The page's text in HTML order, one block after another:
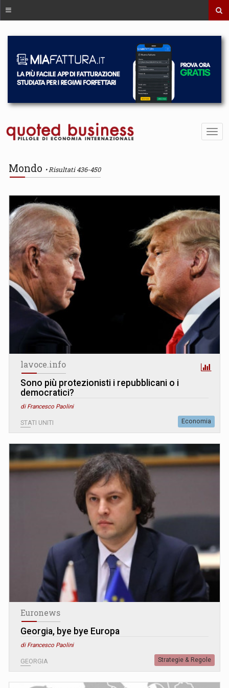
Mondo Risultati 436-450
lavoce.info
Sono più protezionisti i repubblicani o i
democratici?
di Francesco Paolini
STATI UNITI Economia
Euronews
Georgia, bye bye Europa
di Francesco Paolini
GEORGIA Strategie & Regole